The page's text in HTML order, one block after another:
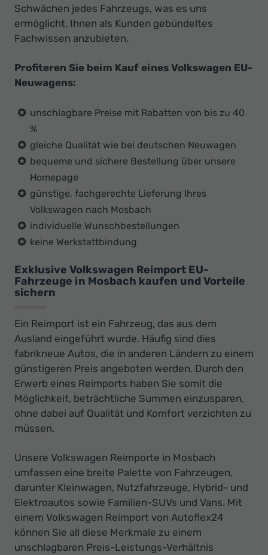
Schwächen jedes Fahrzeugs, was es uns
ermöglicht, Ihnen als Kunden gebündeltes
Fachwissen anzubieten.
Profiteren Sie beim Kauf eines Volkswagen EU-
Neuwagens:
unschlagbare Preise mit Rabatten von bis zu 40
%
gleiche Qualität wie bei deutschen Neuwagen
bequeme und sichere Bestellung über unsere
Homepage
günstige, fachgerechte Lieferung Ihres
Volkswagen nach Mosbach
individuelle Wunschbestellungen
keine Werkstattbindung
Exklusive Volkswagen Reimport EU-
Fahrzeuge in Mosbach kaufen und Vorteile
sichern
Ein Reimport ist ein Fahrzeug, das aus dem
Ausland eingeführt wurde. Häufig sind dies
fabrikneue Autos, die in anderen Ländern zu einem
günstigeren Preis angeboten werden. Durch den
Erwerb eines Reimports haben Sie somit die
Möglichkeit, beträchtliche Summen einzusparen,
ohne dabei auf Qualität und Komfort verzichten zu
müssen.
Unsere Volkswagen Reimporte in Mosbach
umfassen eine breite Palette von Fahrzeugen,
darunter Kleinwagen, Nutzfahrzeuge, Hybrid- und
Elektroautos sowie Familien-SUVs und Vans. Mit
einem Volkswagen Reimport von Autoflex24
können Sie all diese Merkmale zu einem
unschlagbaren Preis-Leistungs-Verhältnis